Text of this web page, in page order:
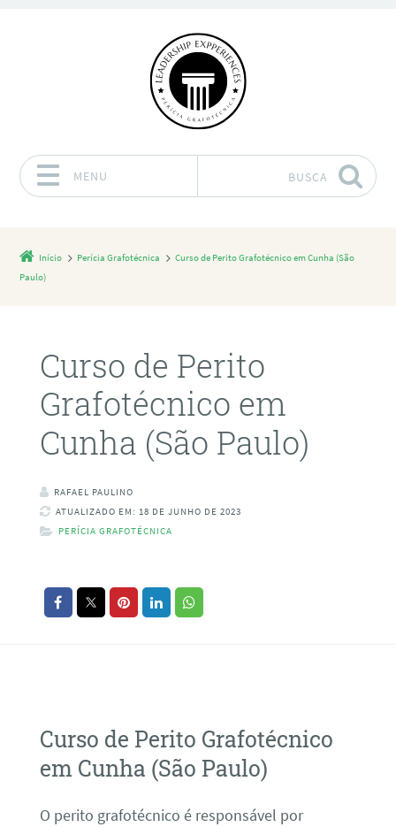
MENU BUSCA
Início Perícia Grafotécnica
Curso de Perito Grafotécnico em Cunha (São
Paulo)
Curso de Perito
Grafotécnico em
Cunha (São Paulo)
RAFAEL PAULINO
ATUALIZADO EM: 18 DE JUNHO DE 2023
PERÍCIA GRAFOTÉCNICA
Curso de Perito Grafotécnico
em Cunha (São Paulo)
O perito grafotécnico é responsável por